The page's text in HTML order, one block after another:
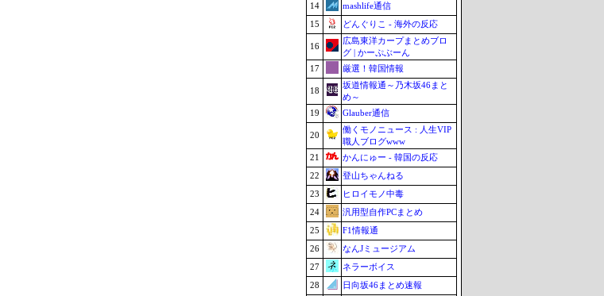
14
mashlife通信
15
どんぐりこ - 海外の反応
16
広島東洋カープまとめブロ
グ | かーぷぶーん
17
厳選！韓国情報
18
坂道情報通～乃木坂46まと
め～
19
Glauber通信
20
働くモノニュース : 人生VIP
職人ブログwww
21
かんにゅー - 韓国の反応
22
登山ちゃんねる
23
ヒロイモノ中毒
24
汎用型自作PCまとめ
25
F1情報通
26
なんJミュージアム
27
ネラーボイス
28
日向坂46まとめ速報